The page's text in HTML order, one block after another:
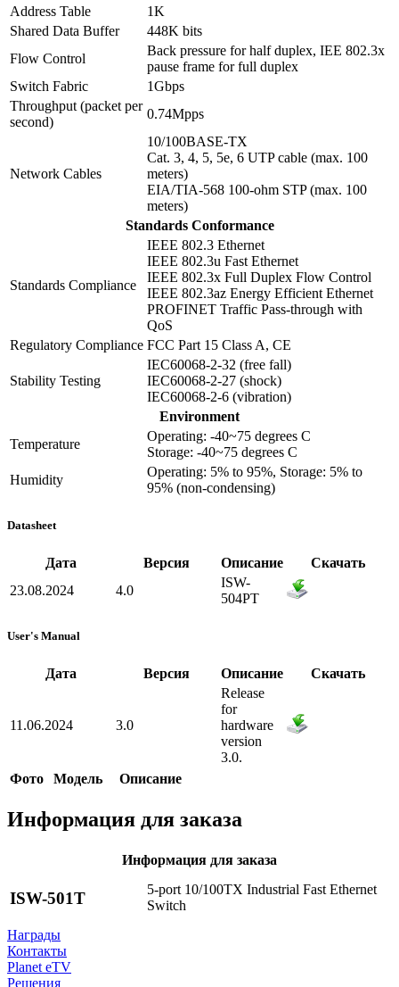
Address Table
1K
Shared Data Buffer
448K bits
Flow Control
Back pressure for half duplex, IEE 802.3x
pause frame for full duplex
Switch Fabric
1Gbps
Throughput (packet per
second)
0.74Mpps
Network Cables
10/100BASE-TX
Cat. 3, 4, 5, 5e, 6 UTP cable (max. 100
meters)
EIA/TIA-568 100-ohm STP (max. 100
meters)
Standards Conformance
Standards Compliance
IEEE 802.3 Ethernet
IEEE 802.3u Fast Ethernet
IEEE 802.3x Full Duplex Flow Control
IEEE 802.3az Energy Efficient Ethernet
PROFINET Traffic Pass-through with
QoS
Regulatory Compliance FCC Part 15 Class A, CE
Stability Testing
IEC60068-2-32 (free fall)
IEC60068-2-27 (shock)
IEC60068-2-6 (vibration)
Environment
Temperature
Operating: -40~75 degrees C
Storage: -40~75 degrees C
Humidity
Operating: 5% to 95%, Storage: 5% to
95% (non-condensing)
Datasheet
Дата Версия Описание
Скачать
23.08.2024
4.0
ISW-
504PT
User's Manual
Дата Версия Описание Скачать
11.06.2024 3.0
Release
for
hardware
version
3.0.
Фото
Модель Описание
Информация для заказа
Информация для заказа
ISW-501T
5-port 10/100TX Industrial Fast Ethernet
Switch
Награды
Контакты
Planet eTV
Решения